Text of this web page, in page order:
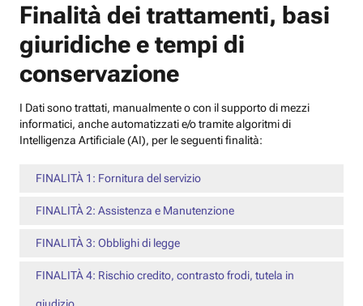
Finalità dei trattamenti, basi
giuridiche e tempi di
conservazione
I Dati sono trattati, manualmente o con il supporto di mezzi
informatici, anche automatizzati e/o tramite algoritmi di
Intelligenza Artificiale (AI), per le seguenti finalità:
FINALITÀ 1: Fornitura del servizio
FINALITÀ 2: Assistenza e Manutenzione
FINALITÀ 3: Obblighi di legge
FINALITÀ 4: Rischio credito, contrasto frodi, tutela in